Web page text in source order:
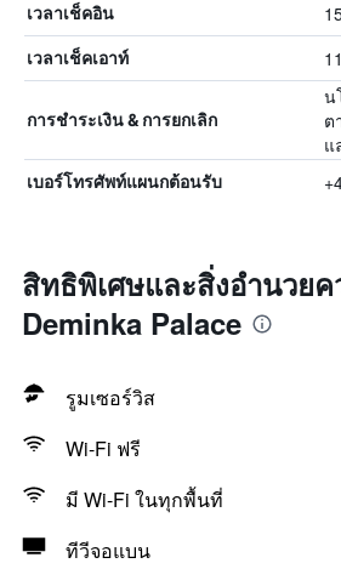
เวลาเช็คอิน
เวลาเช็คเอาท์
การชำระเงิน & การยกเลิก
น
ต
แ
เบอร์โทรศัพท์แผนกต้อนรับ
สิทธิพิเศษและสิ่งอำนวย
Deminka Palace
รูมเซอร์วิส
Wi-Fi ฟรี
มี Wi-Fi ในทุกพื้นที่
ทีวีจอแบน